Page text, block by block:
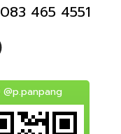
083 465 4551
@p.panpang